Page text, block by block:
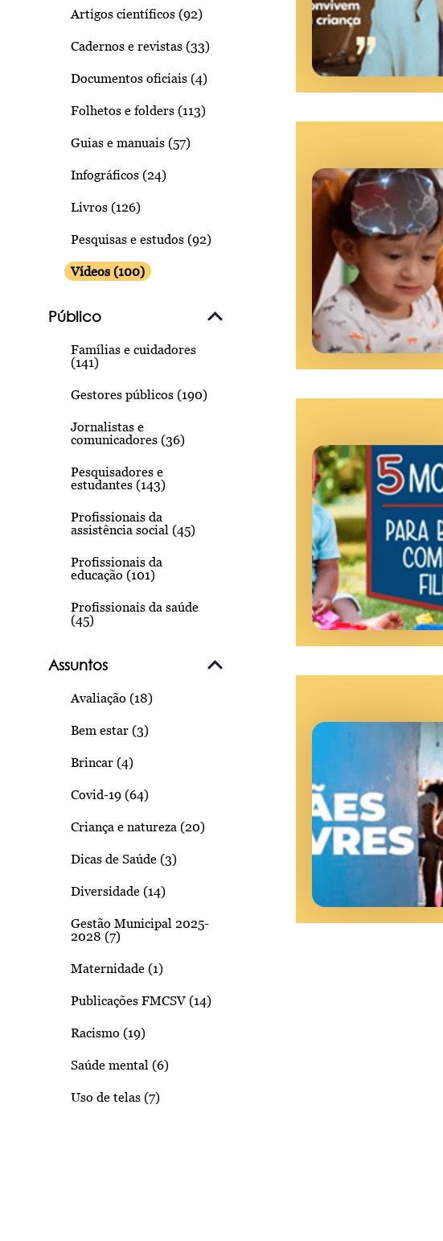
Artigos científicos (92)
Cadernos e revistas (33)
Documentos oficiais (4)
Folhetos e folders (113)
Guias e manuais (57)
Infográficos (24)
Livros (126)
Pesquisas e estudos (92)
Vídeos (100)
Público
Famílias e cuidadores
(141)
Gestores públicos (190)
Jornalistas e
comunicadores (36)
Pesquisadores e
estudantes (143)
Profissionais da
assistência social (45)
Profissionais da
educação (101)
Profissionais da saúde
(45)
Assuntos
Avaliação (18)
Bem estar (3)
Brincar (4)
Covid-19 (64)
Criança e natureza (20)
Dicas de Saúde (3)
Diversidade (14)
Gestão Municipal 2025-
2028 (7)
Maternidade (1)
Publicações FMCSV (14)
Racismo (19)
Saúde mental (6)
Uso de telas (7)